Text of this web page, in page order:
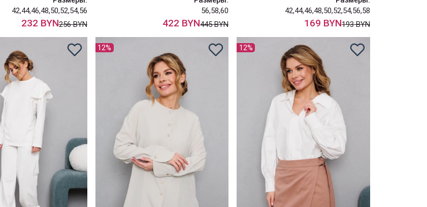
42,44,46,48,50,52,54,56
232 BYN256 BYN
56,58,60
422 BYN445 BYN
42,44,46,48,50,52,54,56,58
169 BYN193 BYN
12% 12%